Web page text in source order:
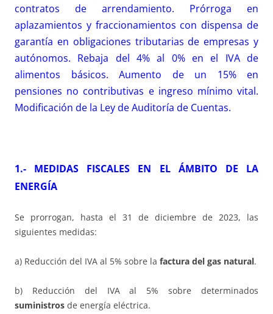
contratos de arrendamiento. Prórroga en
aplazamientos y fraccionamientos con dispensa de
garantía en obligaciones tributarias de empresas y
autónomos. Rebaja del 4% al 0% en el IVA de
alimentos básicos. Aumento de un 15% en
pensiones no contributivas e ingreso mínimo vital.
Modificación de la Ley de Auditoría de Cuentas.
1.- MEDIDAS FISCALES EN EL ÁMBITO DE LA
ENERGÍA
Se prorrogan, hasta el 31 de diciembre de 2023, las
siguientes medidas:
a) Reducción del IVA al 5% sobre la factura del gas natural.
b) Reducción del IVA al 5% sobre determinados
suministros de energía eléctrica.